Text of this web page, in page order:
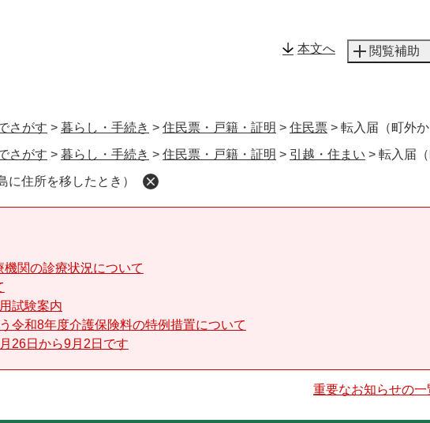
本文へ 閲覧補助
さがす > 暮らし・手続き > 住民票・戸籍・証明 > 住民票 > 転入届（町外
さがす > 暮らし・手続き > 住民票・戸籍・証明 > 引越・住まい > 転入届
に住所を移したとき）
関の診療状況について
試験案内
令和8年度介護保険料の特例措置について
26日から9月2日です
重要なお知らせの一